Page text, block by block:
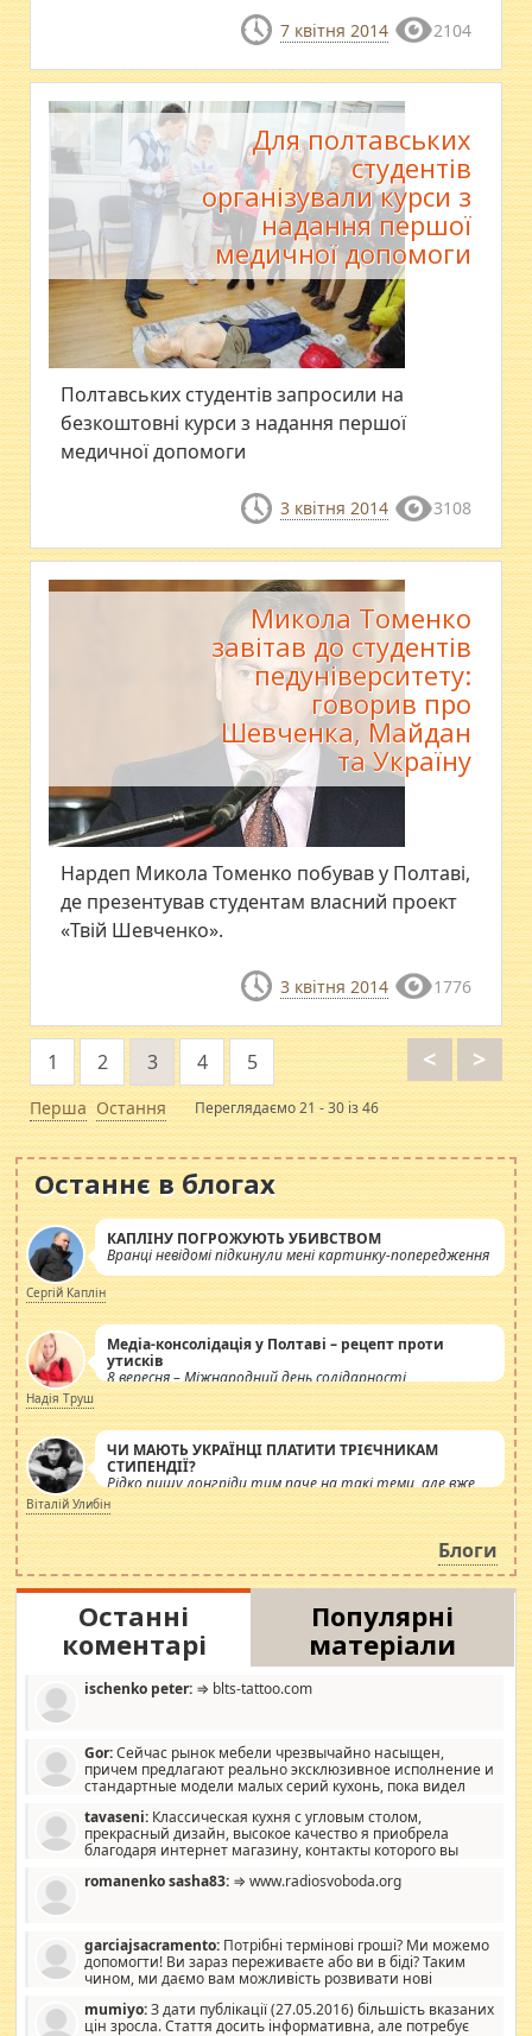
7 квітня 2014 2104
Для полтавських
студентів
організували курси з
надання першої
медичної допомоги
Полтавських студентів запросили на
безкоштовні курси з надання першої
медичної допомоги
3 квітня 2014 3108
Микола Томенко
завітав до студентів
педуніверситету:
говорив про
Шевченка, Майдан
та Україну
Нардеп Микола Томенко побував у Полтаві,
де презентував студентам власний проект
«Твій Шевченко».
3 квітня 2014 1776
Перша
<
1 2 3 4 5 >
Остання Переглядаємо 21 - 30 із 46
Останнє в блогах
КАПЛІНУ ПОГРОЖУЮТЬ УБИВСТВОМ
Вранці невідомі підкинули мені картинку-попередження
Сергій Каплін
Медіа-консолідація у Полтаві – рецепт проти
утисків
8 вересня – Міжнародний день солідарності
журналістів.
Надія Труш
ЧИ МАЮТЬ УКРАЇНЦІ ПЛАТИТИ ТРІЄЧНИКАМ
СТИПЕНДІЇ?
Рідко пишу лонгріди тим паче на такі теми, але вже
просто дістало! Обурюють сьогоднішні інсенуації
навколо стипендіального питання. Штучно
роздувається ще одна соціальна катастрофа.
Віталій Улибін
Блоги
Останні
коментарі
Популярні
матеріали
ischenko peter: ⇒ blts-tattoo.com
Gor:Сейчас рынок мебели чрезвычайно насыщен,
причем предлагают реально эксклюзивное исполнение и
стандартные модели малых серий кухонь, пока видел
стандартные формы, в MebelOk, креативненько и что главное -
со вкусом все в порядке, без ненужных наворотов удорожающих
мебель, а это не последний фактор.
tavaseni: Классическая кухня с угловым столом,
прекрасный дизайн, высокое качество я приобрела
благодаря интернет магазину, контакты которого вы
romanenko sasha83: ⇒ www.radiosvoboda.org
garciajsacramento: Потрібні термінові гроші? Ми можемо
допомогти! Ви зараз переживаєте або ви в біді? Таким
чином, ми даємо вам можливість розвивати нові
допомагати людям, які намагаються дати їм шанс. Кожен
заслуговує на другий шанс, і, оскільки влада не зможе, вони
mumiyo:З дати публікації (27.05.2016) більшість вказаних
цін зросла. Стаття досить інформативна, але потребує